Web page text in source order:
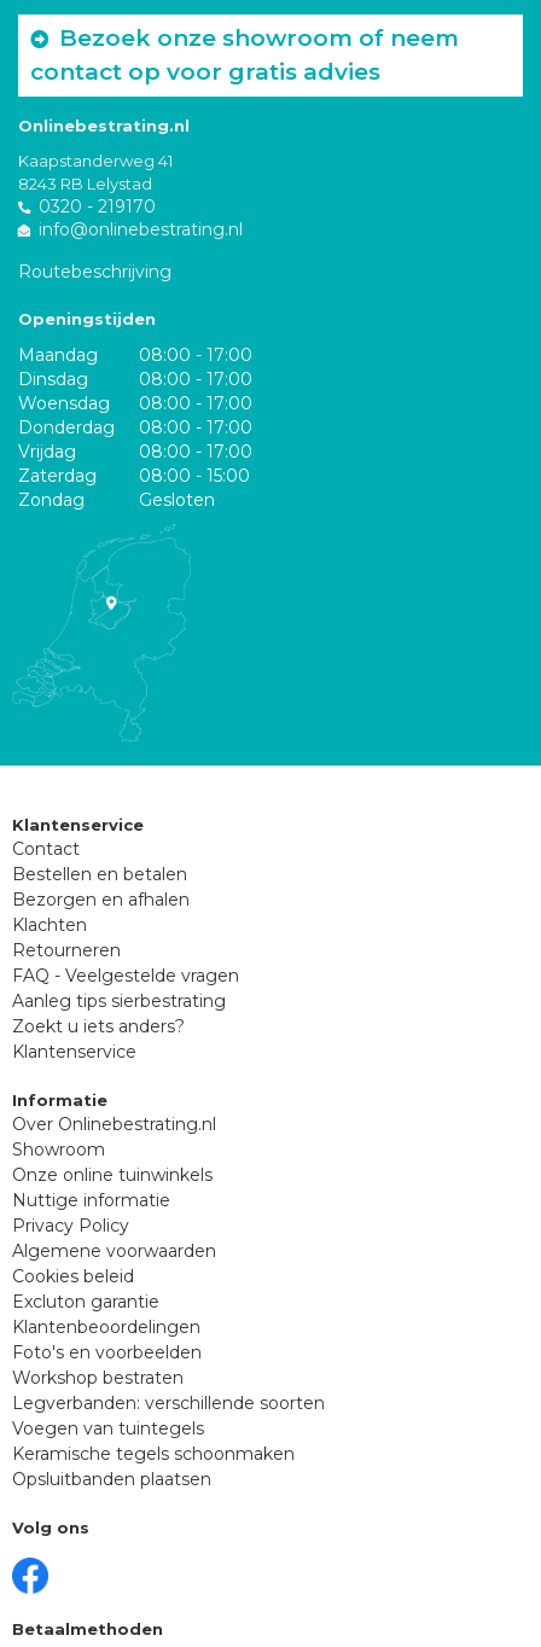
Bezoek onze showroom of neem
contact op voor gratis advies
Onlinebestrating.nl
Kaapstanderweg 41
8243 RB Lelystad
0320 - 219170
info@onlinebestrating.nl
Routebeschrijving
Openingstijden
Maandag
08:00 - 17:00
Dinsdag
08:00 - 17:00
Woensdag
08:00 - 17:00
Donderdag
08:00 - 17:00
Vrijdag
08:00 - 17:00
Zaterdag
08:00 - 15:00
Zondag
Gesloten
Klantenservice
Contact
Bestellen en betalen
Bezorgen en afhalen
Klachten
Retourneren
FAQ - Veelgestelde vragen
Aanleg tips sierbestrating
Zoekt u iets anders?
Klantenservice
Informatie
Over Onlinebestrating.nl
Showroom
Onze online tuinwinkels
Nuttige informatie
Privacy Policy
Algemene voorwaarden
Cookies beleid
Excluton garantie
Klantenbeoordelingen
Foto's en voorbeelden
Workshop bestraten
Legverbanden: verschillende soorten
Voegen van tuintegels
Keramische tegels schoonmaken
Opsluitbanden plaatsen
Volg ons
Betaalmethoden